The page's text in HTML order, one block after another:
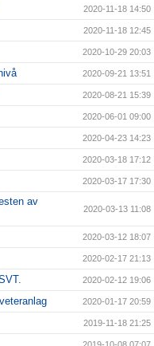
2020-11-18 14:50
2020-11-18 12:45
2020-10-29 20:03
2020-09-21 13:51
2020-08-21 15:39
2020-06-01 09:00
2020-04-23 14:23
2020-03-18 17:12
2020-03-17 17:30
av
2020-03-13 11:08
2020-03-12 18:07
2020-02-17 21:13
2020-02-12 19:06
2020-01-17 20:59
2019-11-18 21:25